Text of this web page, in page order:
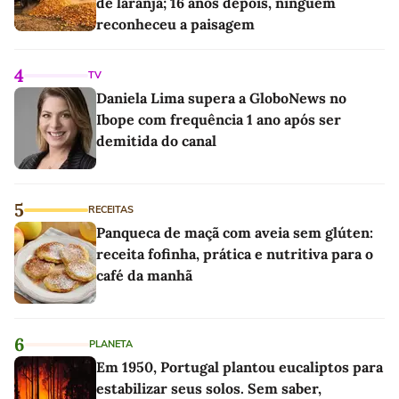
reconheceu a paisagem
4 TV
Daniela Lima supera a GloboNews no
Ibope com frequência 1 ano após ser
demitida do canal
5 RECEITAS
Panqueca de maçã com aveia sem glúten:
receita fofinha, prática e nutritiva para o
café da manhã
6 PLANETA
Em 1950, Portugal plantou eucaliptos para
estabilizar seus solos. Sem saber,